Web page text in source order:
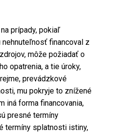
prípady, pokiaľ
financoval z
môže požiadať o
opatrenia, a tie úroky,
prevádzkové
mu pokryje to znížené
iná forma financovania,
presné termíny
termíny splatnosti istiny,